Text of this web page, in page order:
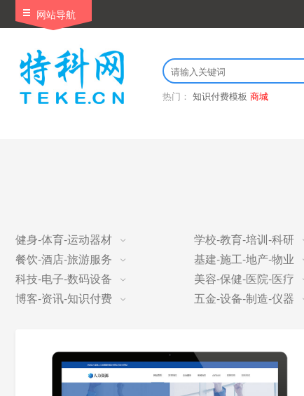
网站导航
热门： 知识付费模板 商城
健身-体育-运动器材 学校-教育-培训-科研
餐饮-酒店-旅游服务
基建-施工-地产-物业
科技-电子-数码设备
美容-保健-医院-医疗
博客-资讯-知识付费
五金-设备-制造-仪器